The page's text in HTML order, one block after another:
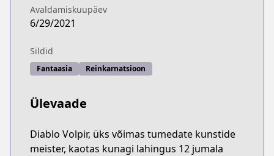
Avaldamiskuupäev
6/29/2021
Sildid
Fantaasia Reinkarnatsioon
Ülevaade
Diablo Volpir, üks võimas tumedate kunstide
meister, kaotas kunagi lahingus 12 jumala